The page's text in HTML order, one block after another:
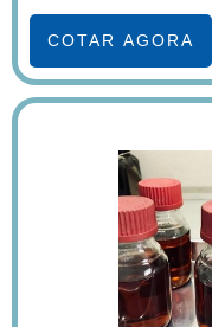
COTAR AGORA